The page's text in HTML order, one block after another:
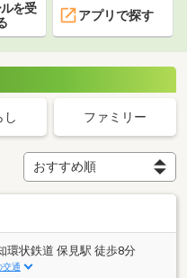
を受
アプリで探す
し ファミリー
環状鉄道 保見駅 徒歩8分
交通